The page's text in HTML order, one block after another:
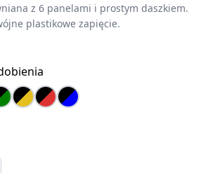
z 6 panelami i prostym daszkiem.
plastikowe zapięcie.